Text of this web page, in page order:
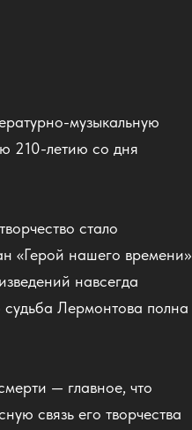
музыкальную
210-летию со дня
стало
«Герой нашего времени»
навсегда
судьба Лермонтова полна
— главное, что
связь его творчества